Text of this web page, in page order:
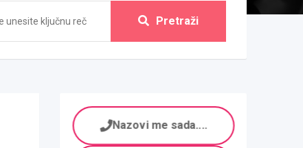
Pretraži
Nazovi me sada....